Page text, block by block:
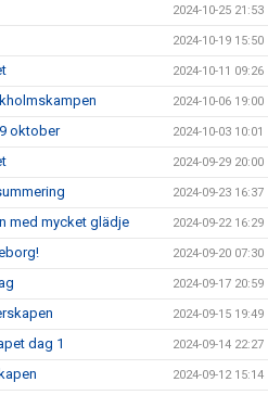
2024-10-25 21:53
2024-10-19 15:50
2024-10-11 09:26
2024-10-06 19:00
oktober 2024-10-03 10:01
2024-09-29 20:00
2024-09-23 16:37
med mycket glädje 2024-09-22 16:29
2024-09-20 07:30
2024-09-17 20:59
2024-09-15 19:49
dag 1 2024-09-14 22:27
2024-09-12 15:14